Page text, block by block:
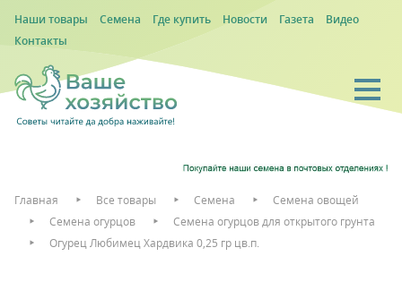
Наши товары Семена Где купить Новости Газета
Видео
Контакты
Главная Все товары Семена
Семена овощей
Семена огурцов
Семена огурцов для открытого грунта
Огурец Любимец Хардвика 0,25 гр цв.п.